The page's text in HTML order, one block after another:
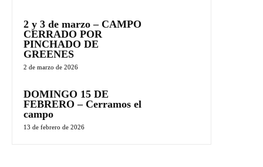
2 y 3 de marzo – CAMPO
CERRADO POR
PINCHADO DE
GREENES
2 de marzo de 2026
DOMINGO 15 DE
FEBRERO – Cerramos el
campo
13 de febrero de 2026